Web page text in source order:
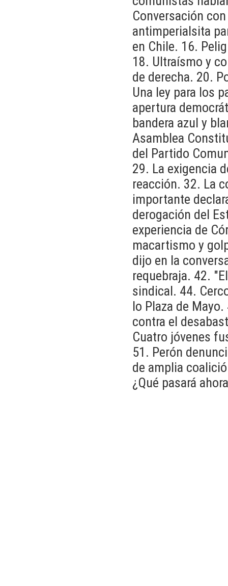
Conversación
antimperialsita
en Chile. 16.
18. Ultraísmo y
de derecha. 20.
Una ley para los
apertura
bandera azul y
Asamblea
del Partido
29. La exigencia
reacción. 32. La
importante
derogación del
experiencia de
macartismo y
dijo en la
requebraja. 42.
sindical. 44.
lo Plaza de
contra el
Cuatro jóvenes
51. Perón
de amplia
¿Qué pasará